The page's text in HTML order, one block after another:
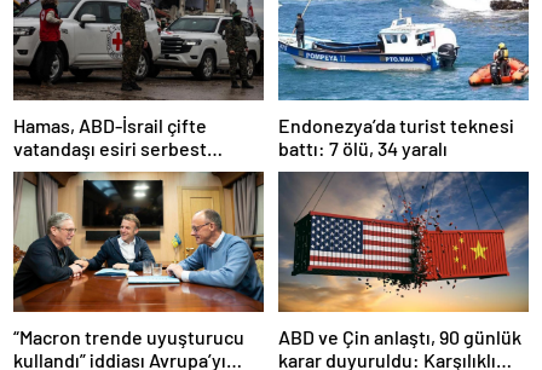
Hamas, ABD-İsrail çifte
vatandaşı esiri serbest
bırakacağını duyurdu
Endonezya’da turist teknesi
battı: 7 ölü, 34 yaralı
“Macron trende uyuşturucu
kullandı” iddiası Avrupa’yı
ABD ve Çin anlaştı, 90 günlük
karar duyuruldu: Karşılıklı